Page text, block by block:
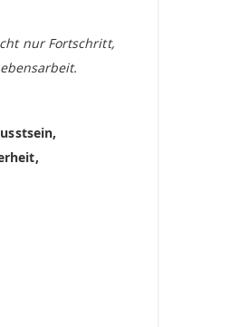
nur Fortschritt,